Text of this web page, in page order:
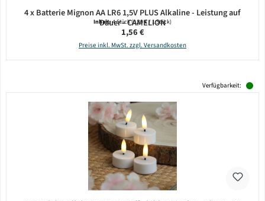
4 x Batterie Mignon AA LR6 1,5V PLUS Alkaline - Leistung auf
Dauer - CAMELION
Inhalt:4 Stück(0,39 € / 1 Stück)
Regulärer Preis:
1,56 €
Preise inkl. MwSt. zzgl. Versandkosten
Verfügbarkeit: